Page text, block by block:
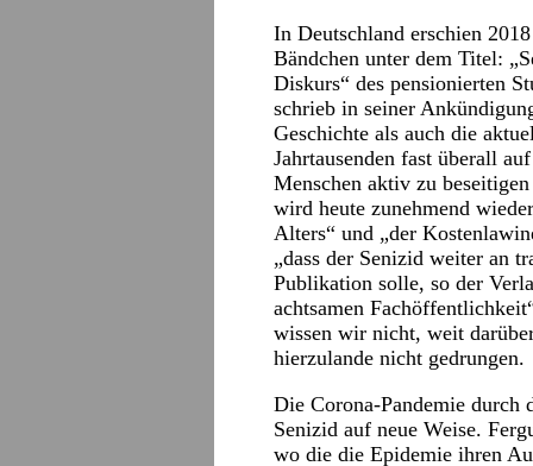
In Deutschland erschien
Bändchen unter dem Titel:
Diskurs“ des pensionierten
schrieb in seiner
Geschichte als auch die
Jahrtausenden fast überall
Menschen aktiv zu
wird heute zunehmend
Alters“ und „der
„dass der Senizid weiter an
Publikation solle, so der
achtsamen
wissen wir nicht, weit
hierzulande nicht gedrungen.
Die Corona-Pandemie durch
Senizid auf neue Weise.
wo die die Epidemie ihren